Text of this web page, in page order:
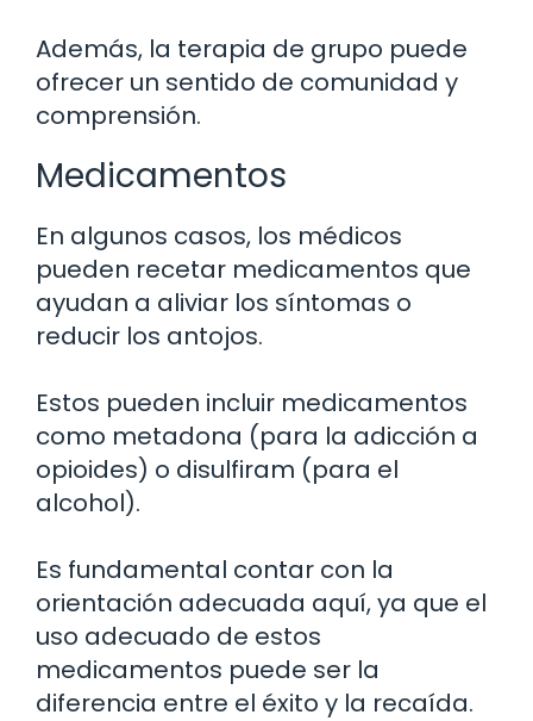
Además, la terapia de grupo puede
ofrecer un sentido de comunidad y
comprensión.
Medicamentos
En algunos casos, los médicos
pueden recetar medicamentos que
ayudan a aliviar los síntomas o
reducir los antojos.
Estos pueden incluir medicamentos
como metadona (para la adicción a
opioides) o disulfiram (para el
alcohol).
Es fundamental contar con la
orientación adecuada aquí, ya que el
uso adecuado de estos
medicamentos puede ser la
diferencia entre el éxito y la recaída.